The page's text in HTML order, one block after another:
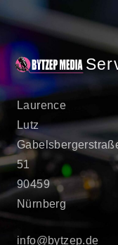
Laurence
Lutz
51
90459
Nürnberg
info@bytzep.de